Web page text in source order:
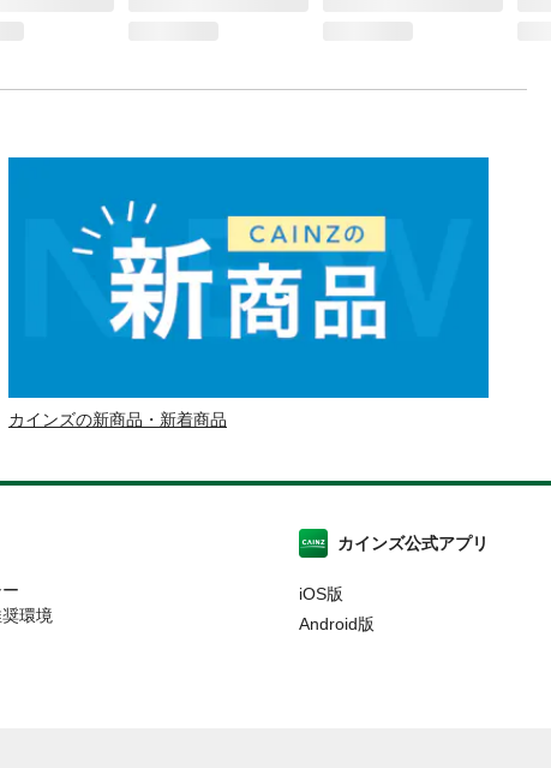
カインズの新商品・新着商品
環境
カインズ公式アプリ
iOS版
Android版